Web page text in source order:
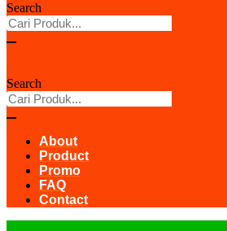
Search
Search
About
Product
Promo
FAQ
Contact